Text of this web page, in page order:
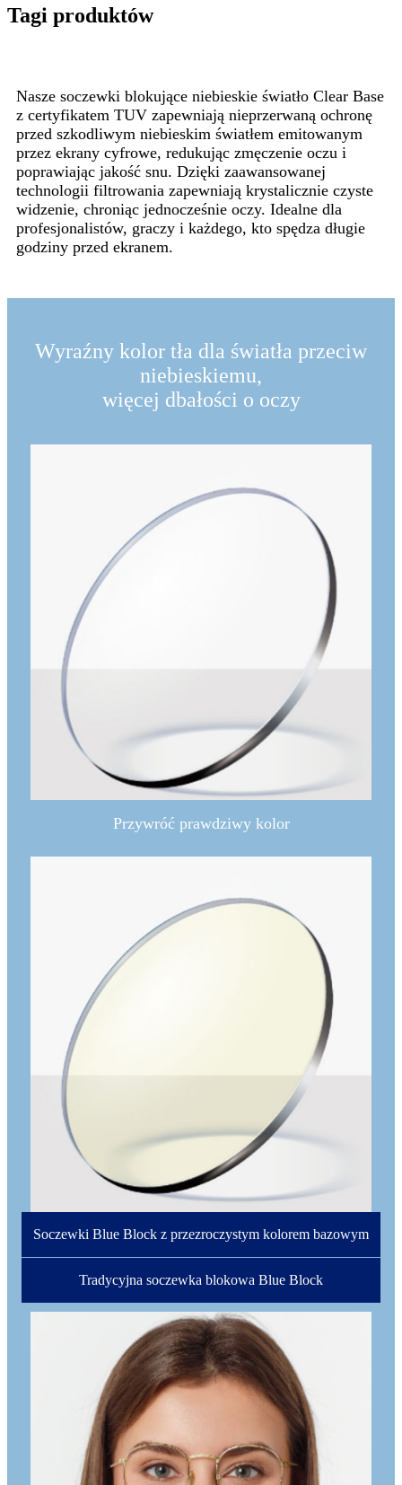
Tagi produktów
Nasze soczewki blokujące niebieskie światło Clear Base
z certyfikatem TUV zapewniają nieprzerwaną ochronę
przed szkodliwym niebieskim światłem emitowanym
przez ekrany cyfrowe, redukując zmęczenie oczu i
poprawiając jakość snu. Dzięki zaawansowanej
technologii filtrowania zapewniają krystalicznie czyste
widzenie, chroniąc jednocześnie oczy. Idealne dla
profesjonalistów, graczy i każdego, kto spędza długie
godziny przed ekranem.
Wyraźny kolor tła dla światła przeciw
niebieskiemu,
więcej dbałości o oczy
Przywróć prawdziwy kolor
Soczewki Blue Block z przezroczystym kolorem bazowym
Tradycyjna soczewka blokowa Blue Block